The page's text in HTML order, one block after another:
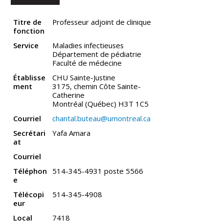
Titre de
fonction
Professeur adjoint de clinique
Service
Maladies infectieuses
Département de pédiatrie
Faculté de médecine
Établisse
ment
CHU Sainte-Justine
3175, chemin Côte Sainte-
Catherine
Montréal (Québec) H3T 1C5
Courriel
chantal.buteau@umontreal.ca
Secrétari
at
Yafa Amara
Courriel
Téléphon
e
514-345-4931 poste 5566
Télécopi
eur
514-345-4908
Local
7418